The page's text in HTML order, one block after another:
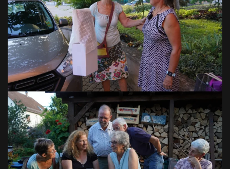
VOIR EN GRAND
VOIR EN GRAND